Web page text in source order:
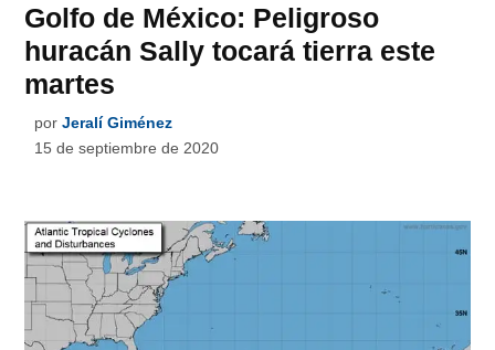
Golfo de México: Peligroso
huracán Sally tocará tierra este
martes
por Jeralí Giménez
15 de septiembre de 2020